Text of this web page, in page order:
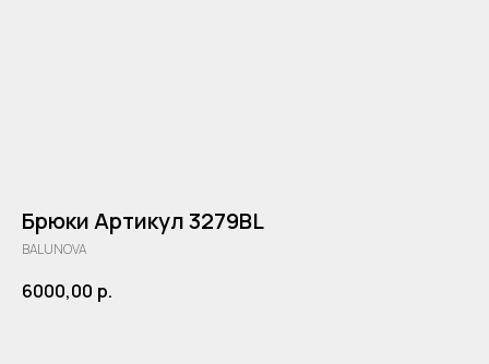
Брюки Артикул 3279BL
BALUNOVA
6000,00 р.